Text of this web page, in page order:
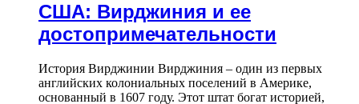
США: Вирджиния и ее
достопримечательности
История Вирджинии Вирджиния – один из первых
английских колониальных поселений в Америке,
основанный в 1607 году. Этот штат богат историей,